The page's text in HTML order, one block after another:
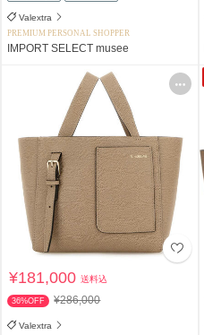
Valextra
PREMIUM PERSONAL SHOPPER
IMPORT SELECT musee
¥181,000送料込
36%OFF ¥286,000
Valextra